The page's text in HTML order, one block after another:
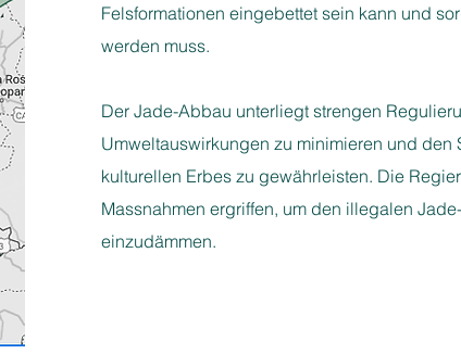
Felsformationen eingebettet sein kann und
werden muss.
Der Jade-Abbau unterliegt strengen
Umweltauswirkungen zu minimieren und den
kulturellen Erbes zu gewährleisten. Die
Massnahmen ergriffen, um den illegalen
einzudämmen.